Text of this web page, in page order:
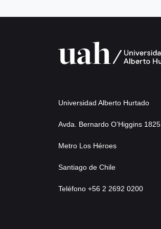
Universidad Alberto Hurtado
Avda. Bernardo O’Higgins 1825
Metro Los Héroes
Santiago de Chile
Teléfono +56 2 2692 0200